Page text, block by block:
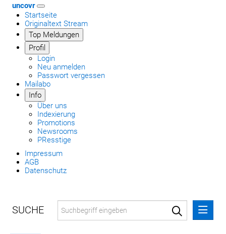
uncovr
Startseite
Originaltext Stream
Top Meldungen
Profil
Login
Neu anmelden
Passwort vergessen
Mailabo
Info
Über uns
Indexierung
Promotions
Newsrooms
PResstige
Impressum
AGB
Datenschutz